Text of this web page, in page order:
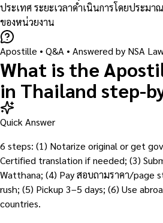
ประเทศ ระยะเวลาดำเนินการโดยประม
ของหน่วยงาน
Apostille • Q&A • Answered by NSA
What is the
in Thailand step-
Quick Answer
6 steps: (1) Notarize original or get
Certified translation if needed; (3)
Watthana; (4) Pay สอบถามราคา/page
rush; (5) Pickup 3–5 days; (6) Use
countries.